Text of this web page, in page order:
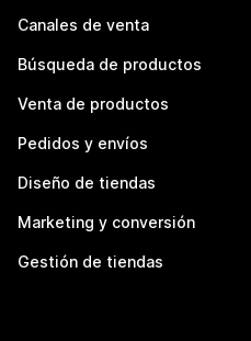
Canales de venta
Búsqueda de productos
Venta de productos
Pedidos y envíos
Diseño de tiendas
Marketing y conversión
Gestión de tiendas